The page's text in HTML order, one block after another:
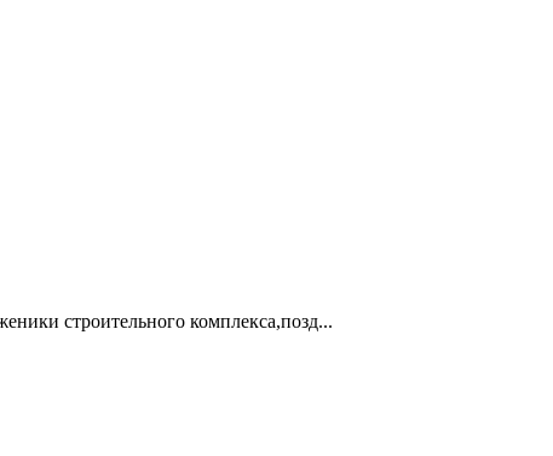
строительного комплекса,позд...